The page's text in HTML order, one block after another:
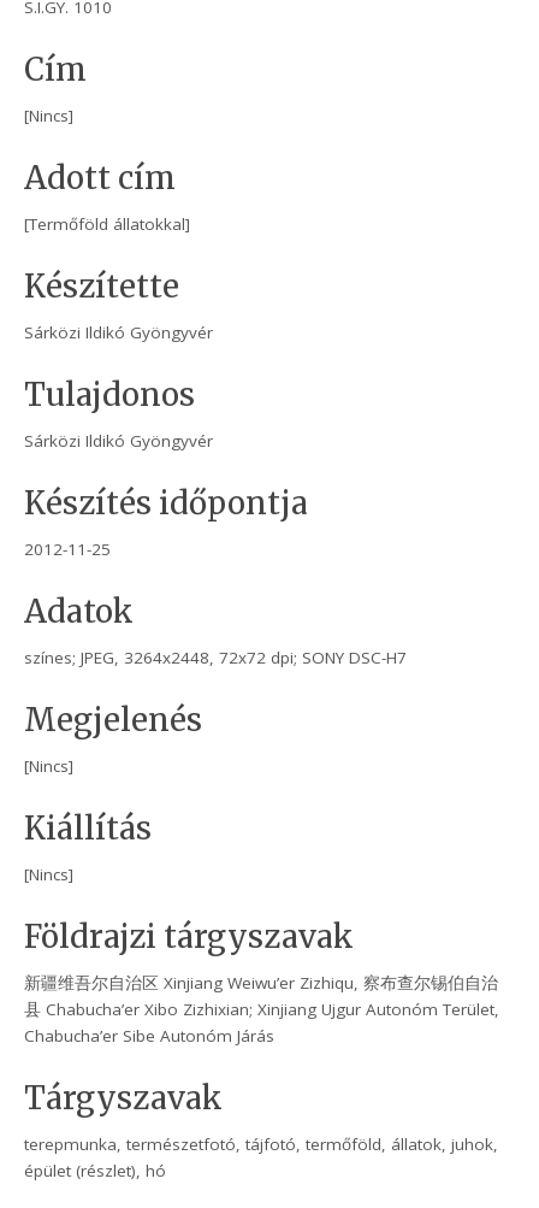
S.I.GY. 1010
Cím
[Nincs]
Adott cím
[Termőföld állatokkal]
Készítette
Sárközi Ildikó Gyöngyvér
Tulajdonos
Sárközi Ildikó Gyöngyvér
Készítés időpontja
2012-11-25
Adatok
színes; JPEG, 3264x2448, 72x72 dpi; SONY DSC-H7
Megjelenés
[Nincs]
Kiállítás
[Nincs]
Földrajzi tárgyszavak
新疆维吾尔自治区 Xinjiang Weiwu’er Zizhiqu, 察布查尔锡伯自治
县 Chabucha’er Xibo Zizhixian; Xinjiang Ujgur Autonóm Terület,
Chabucha’er Sibe Autonóm Járás
Tárgyszavak
terepmunka, természetfotó, tájfotó, termőföld, állatok, juhok,
épület (részlet), hó